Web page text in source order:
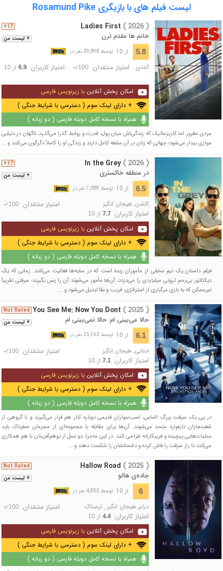
لیست فیلم های با بازیگری Rosamund Pike
+ لیست من
17+ Ladies First ( 2026 )
خانم ها مقدم ترن
5.8 از 10 توسط 29,898 نفر در
کمدی امتیاز منتقدان: -/100 امتیاز کاربران: 6.9از 10
امکان پخش آنلاین با زیرنویس فارسی
+ دارای لینک سوم ( دسترسی با شرایط جنگی )
همراه با نسخه کامل دوبله فارسی ( دو زبانه )
مردی مغرور اما کاریزماتیک که زندگی‌اش میان پول، قدرت و روابط گذرا می‌گذرد، ناگهان در دنیایی
موازی بیدار می‌شود؛ جهانی که زنان در آن سلطه کامل دارند و زندگی او را کاملاً دگرگون می‌کنند و ...
+ لیست من
17+ In the Grey ( 2026 )
در منطقه خاکستری
6.5 از 10 توسط 7,389 نفر در
اکشن,هیجان انگیز امتیاز منتقدان: -/100
امتیاز کاربران: 7.7از 10
امکان پخش آنلاین با زیرنویس فارسی
+ دارای لینک سوم ( دسترسی با شرایط جنگی )
همراه با نسخه کامل دوبله فارسی ( دو زبانه )
فیلم داستان یک تیم مخفی از مأموران زبده است که در سایه‌ها فعالیت می‌کنند. زمانی که یک
دیکتاتور بی‌رحم ثروتی میلیاردی را می‌دزدد، آن‌ها مأمور می‌شوند آن را پس بگیرند؛ سرقتی تقریباً
غیرممکن که به بازی مرگباری از استراتژی، فریب و بقا تبدیل می‌شود و ...
+ لیست من
Not RatedNow You See Me: Now You Dont ( 2025 )
حالا می‌بینی‌ ام: حالا نمی‌بینی‌ ام
6.1 از 10 توسط 25,163 نفر در
جنایی, هیجان انگیز امتیاز منتقدان: -/100
امتیاز کاربران: 7.1از 10
امکان پخش آنلاین با زیرنویس فارسی
+ دارای لینک سوم ( دسترسی با شرایط جنگی )
همراه با نسخه کامل دوبله فارسی ( دو زبانه )
در پی یک سرقت بزرگ الماس، اسب‌سواران قدیمی دوباره کنار هم قرار می‌گیرند و با گروهی از
شعبده‌بازان تازه‌وارد متحد می‌شوند. آن‌ها برای مقابله با مجموعه‌ای از مجرمان خطرناک باید
عملیات‌هایی پیچیده و فریبکارانه طراحی کنند. در این ماجرا، دو نسل از توهم‌آفرینان با هم همکاری
می‌کنند تا راز سرقت را فاش کرده و دشمنانشان را شکست دهند و ...
+ لیست من
Not Rated Hallow Road ( 2025 )
جاده‌ی هالو
6 از 10 توسط 4,852 نفر در
درام,هیجان انگیز , ترسناک امتیاز منتقدان: -/100
امتیاز کاربران: 4.4از 10
امکان پخش آنلاین با زیرنویس فارسی
+ دارای لینک سوم ( دسترسی با شرایط جنگی )
همراه با نسخه کامل دوبله فارسی ( دو زبانه )